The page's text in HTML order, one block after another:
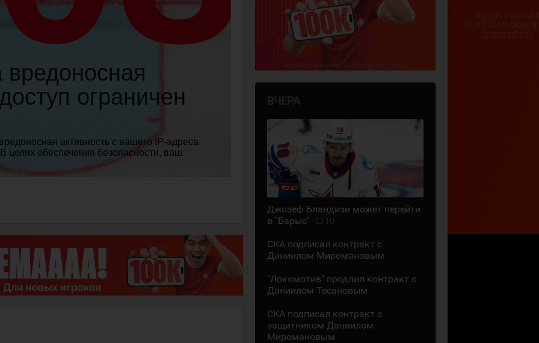
ВЧЕРА
Джозеф Бландизи может перейти
в "Барыс"
10
СКА подписал контракт с
Даниилом Миромановым
"Локомотив" продлил контракт с
Даниилом Тесановым
СКА подписал контракт с
защитником Даниилом
Миромановым